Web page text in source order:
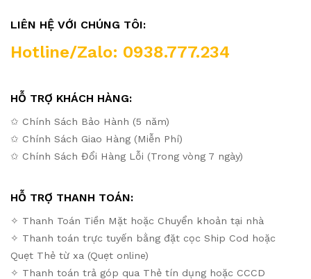
LIÊN HỆ VỚI CHÚNG TÔI:
Hotline/Zalo: 0938.777.234
HỖ TRỢ KHÁCH HÀNG:
✩ Chính Sách Bảo Hành (5 năm)
✩ Chính Sách Giao Hàng (Miễn Phí)
✩ Chính Sách Đổi Hàng Lỗi (Trong vòng 7 ngày)
HỖ TRỢ THANH TOÁN:
✧ Thanh Toán Tiền Mặt hoặc Chuyển khoản tại nhà
✧ Thanh toán trực tuyến bằng đặt cọc Ship Cod hoặc
Quẹt Thẻ từ xa (Quẹt online)
✧ Thanh toán trả góp qua Thẻ tín dụng hoặc CCCD